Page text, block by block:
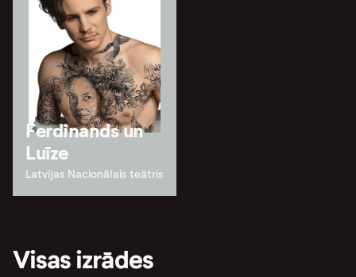
Ferdinands un
Luīze
Latvijas Nacionālais teātris
Visas izrādes